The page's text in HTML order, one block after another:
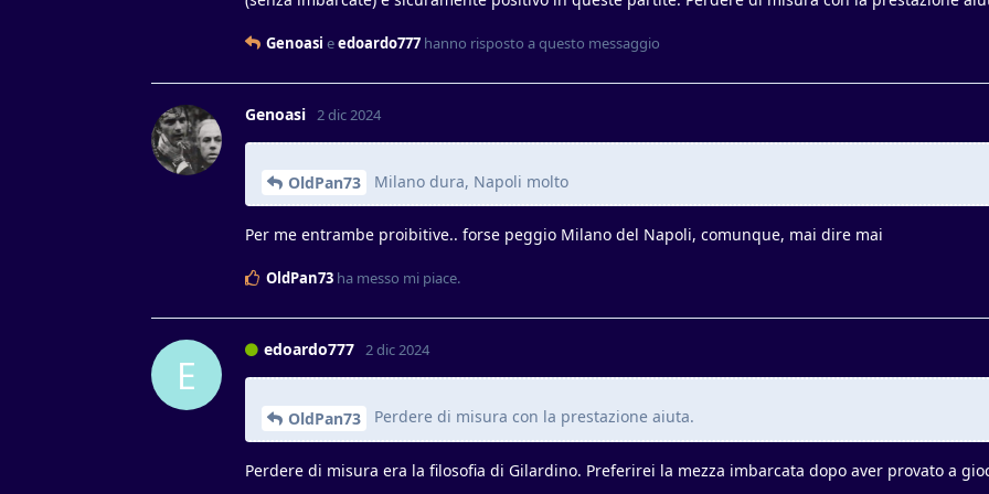
Genoasi eedoardo777 hanno risposto a questo messaggio
Genoasi 2 dic 2024
OldPan73 Milano dura, Napoli molto
Per me entrambe proibitive.. forse peggio Milano del Napoli, comunque, mai dire mai
OldPan73 ha messo mi piace.
E
edoardo777 2 dic 2024
OldPan73 Perdere di misura con la prestazione aiuta.
Perdere di misura era la filosofia di Gilardino. Preferirei la mezza imbarcata dopo aver provato a